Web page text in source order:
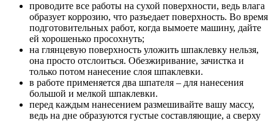
проводите все работы на сухой поверхности, ведь влага
образует коррозию, что разъедает поверхность. Во время
подготовительных работ, когда вымоете машину, дайте
ей хорошенько просохнуть;
на глянцевую поверхность уложить шпаклевку нельзя,
она просто отслоиться. Обезжиривание, зачистка и
только потом нанесение слоя шпаклевки.
в работе применяется два шпателя – для нанесения
большой и мелкой шпаклевки.
перед каждым нанесением размешивайте вашу массу,
ведь на дне образуются густые составляющие, а сверху